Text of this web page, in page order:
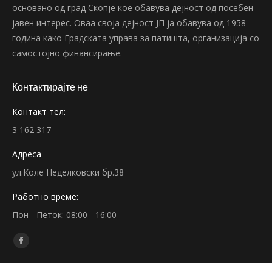
основано од град Скопје кое обавува дејност од посебен
јавен интерес. Оваа своја дејност ЈП ја обавува од 1958
година како Градската управа за патишта, организација со
самостојно финансирање.
Контактирајте не
Контакт тел:
3 162 317
Адреса
ул.Коле Неделковски бр.38
Работно време:
Пон - Петок: 08:00 - 16:00
Find us on:
Facebook